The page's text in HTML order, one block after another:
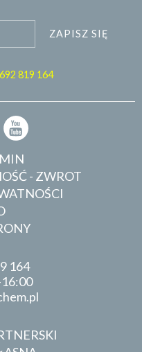
ZAPISZ SIĘ
692 819 164
- ZWROT
164